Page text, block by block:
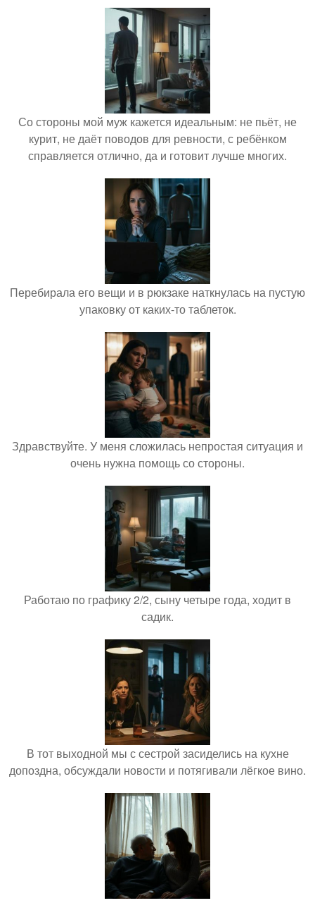
Со стороны мой муж кажется идеальным: не пьёт, не
курит, не даёт поводов для ревности, с ребёнком
справляется отлично, да и готовит лучше многих.
Перебирала его вещи и в рюкзаке наткнулась на пустую
упаковку от каких-то таблеток.
Здравствуйте. У меня сложилась непростая ситуация и
очень нужна помощь со стороны.
Работаю по графику 2/2, сыну четыре года, ходит в
садик.
В тот выходной мы с сестрой засиделись на кухне
допоздна, обсуждали новости и потягивали лёгкое вино.